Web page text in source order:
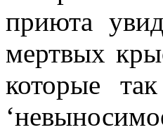
приюта
мертвых
которые